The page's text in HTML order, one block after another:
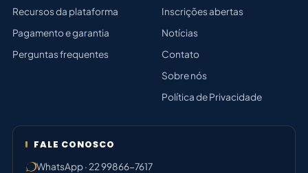
Recursos da plataforma
Pagamento e garantia
Perguntas frequentes
Inscrições abertas
Notícias
Contato
Sobre nós
Política de Privacidade
FALE CONOSCO
WhatsApp · 22 99866-7617